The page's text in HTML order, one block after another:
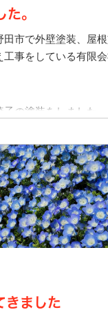
。
市で外壁塗装、屋
工事をしている有限
の塗装をしました。
きました